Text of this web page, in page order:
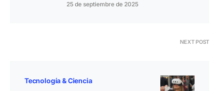
25 de septiembre de 2025
NEXT POST
Tecnología & Ciencia